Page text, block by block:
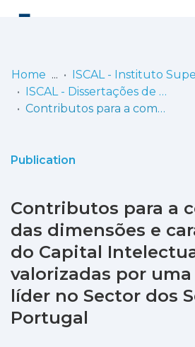
Communities
Statistics
Home
ISCAL - Dissertações de Mestrado
Contributos para a compreensão das dimensões e características do Capital Intelectual valorizadas por uma Empresa líder no Sector dos Seguros em Portugal
Publication
Contributos para a
das dimensões e
do Capital
valorizadas por uma
líder no Sector dos
Portugal